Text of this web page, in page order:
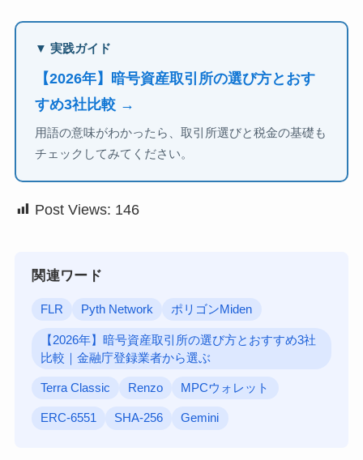
▼ 実践ガイド
【2026年】暗号資産取引所の選び方とおす
すめ3社比較 →
用語の意味がわかったら、取引所選びと税金の基礎も
チェックしてみてください。
Post Views: 146
関連ワード
FLR Pyth Network ポリゴンMiden
【2026年】暗号資産取引所の選び方とおすすめ3社
比較｜金融庁登録業者から選ぶ
Terra Classic Renzo MPCウォレット
ERC-6551 SHA-256 Gemini